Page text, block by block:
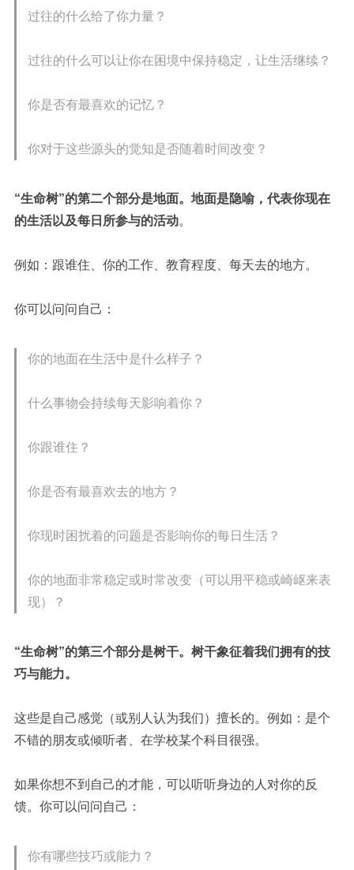
过往的什么给了你力量？
过往的什么可以让你在困境中保持稳定，让生活继续？
你是否有最喜欢的记忆？
你对于这些源头的觉知是否随着时间改变？
“生命树”的第二个部分是地面。地面是隐喻，代表你现在
的生活以及每日所参与的活动。
例如：跟谁住、你的工作、教育程度、每天去的地方。
你可以问问自己 ：
你的地面在生活中是什么样子？
什么事物会持续每天影响着你？
你跟谁住？
你是否有最喜欢去的地方？
你现时困扰着的问题是否影响你的每日生活？
你的地面非常稳定或时常改变（可以用平稳或崎岖来表
现）？
“生命树”的第三个部分是树干。 树干象征着我们拥有的技
巧与能力。
这些是自己感觉（或别人认为我们）擅长的。 例如：是个
不错的朋友或倾听者、在学校某个科目很强。
如果你想不到自己的才能，可以听听身边的人对你的反
馈。你可以问问自己：
你有哪些技巧或能力？